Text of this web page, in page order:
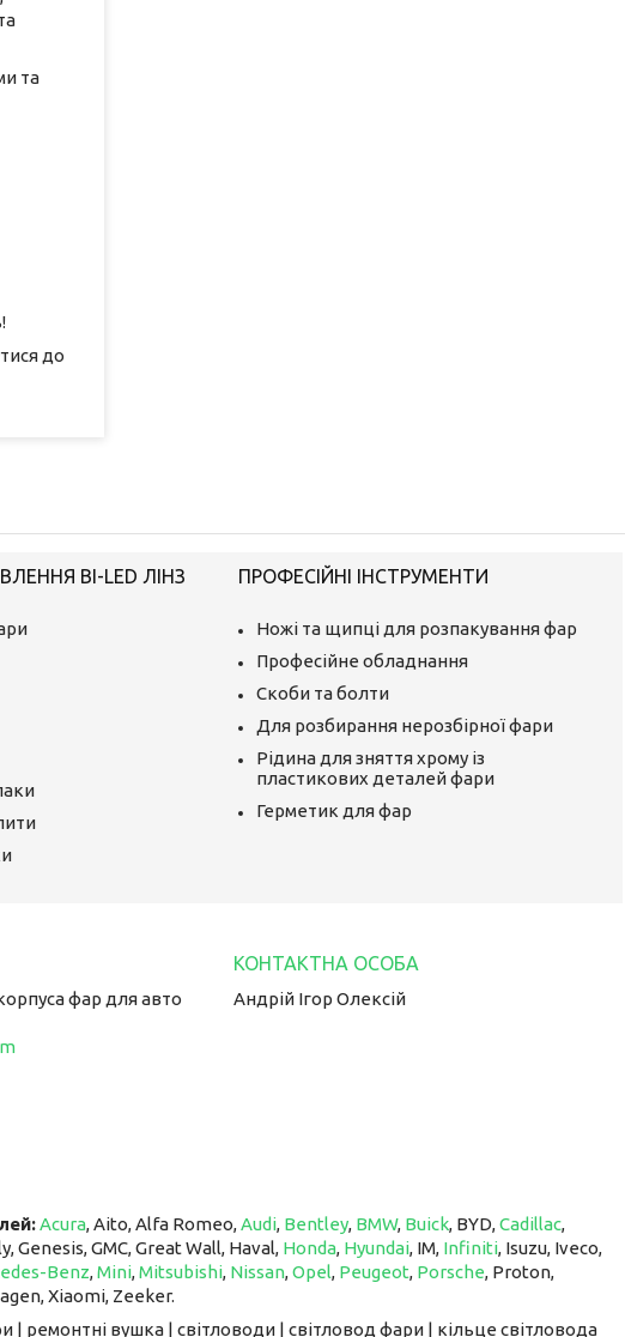
та
до
BI-LED ЛІНЗ ПРОФЕСІЙНІ ІНСТРУМЕНТИ
Ножі та щипці для розпакування фар
Професійне обладнання
Скоби та болти
Для розбирання нерозбірної фари
Рідина для зняття хрому із
пластикових деталей фари
Герметик для фар
фар для авто Андрій Ігор Олексій
Acura, Aito, Alfa Romeo,Audi, Bentley, BMW, Buick, BYD,Cadillac,
Genesis, GMC, Great Wall, Haval, Honda, Hyundai, IM, ​​​​​​​ Infiniti, Isuzu, Iveco,
Benz,Mini,Mitsubishi, Nissan,Opel, Peugeot, Porsche, Proton, ​​​​​​​
Xiaomi, Zeeker.
ремонтні вушка | світловоди | світловод фари | кільце світловода